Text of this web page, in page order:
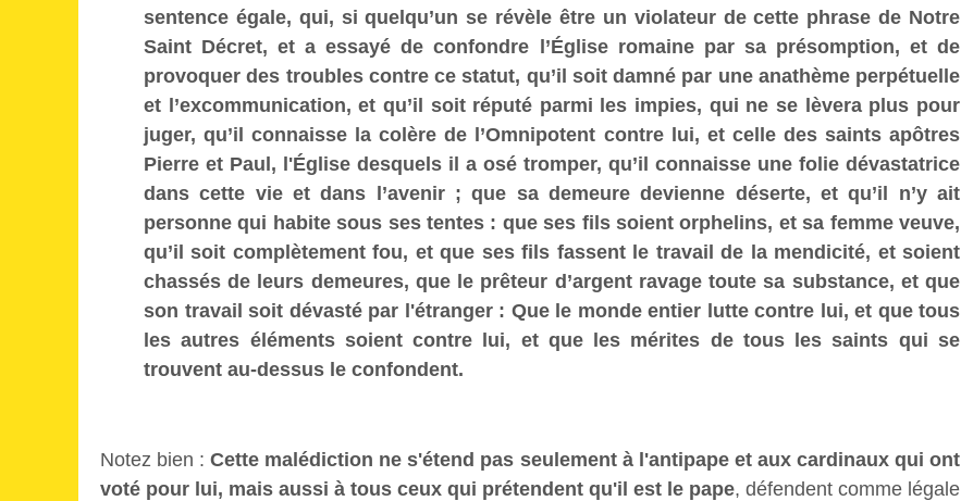
sentence égale, qui, si quelqu’un se révèle être un violateur de cette phrase de Notre
Saint Décret, et a essayé de confondre l’Église romaine par sa présomption, et de
provoquer des troubles contre ce statut, qu’il soit damné par une anathème perpétuelle
et l’excommunication, et qu’il soit réputé parmi les impies, qui ne se lèvera plus pour
juger, qu’il connaisse la colère de l’Omnipotent contre lui, et celle des saints apôtres
Pierre et Paul, l'Église desquels il a osé tromper, qu’il connaisse une folie dévastatrice
dans cette vie et dans l’avenir ; que sa demeure devienne déserte, et qu’il n’y ait
personne qui habite sous ses tentes : que ses fils soient orphelins, et sa femme veuve,
qu’il soit complètement fou, et que ses fils fassent le travail de la mendicité, et soient
chassés de leurs demeures, que le prêteur d’argent ravage toute sa substance, et que
son travail soit dévasté par l'étranger : Que le monde entier lutte contre lui, et que tous
les autres éléments soient contre lui, et que les mérites de tous les saints qui se
trouvent au-dessus le confondent.
Notez bien :Cette malédiction ne s'étend pas seulement à l'antipape et aux cardinaux qui ont
voté pour lui, mais aussi à tous ceux qui prétendent qu'il est le pape, défendent comme légale